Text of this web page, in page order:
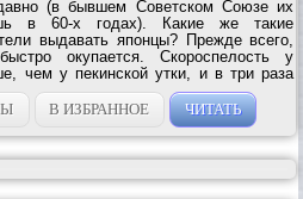
(в бывшем Советском Союзе их
в 60-х годах). Какие же такие
выдавать японцы? Прежде всего,
окупается. Скороспелость у
чем у пекинской утки, и в три раза
разведения перепелов не требуется
как...В ИЗБРАННОЕ ЧИТАТЬ